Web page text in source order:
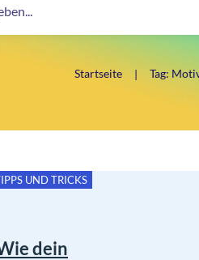
Startseite | Tag:
UND TRICKS
dein